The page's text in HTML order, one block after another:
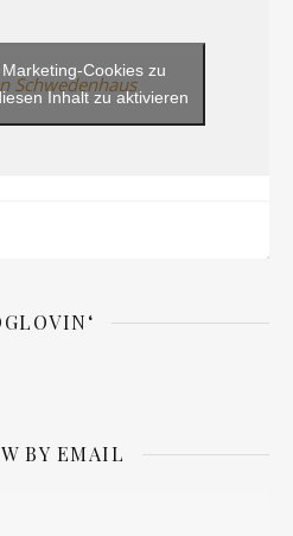
Schwedenhaus
Cookies zu
Inhalt zu aktivieren
BY EMAIL